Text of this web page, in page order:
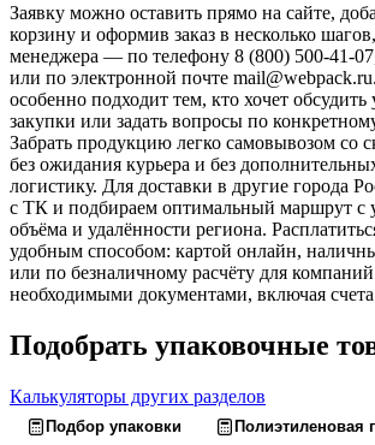
Заявку можно оставить прямо на сайте,
корзину и оформив заказ в несколько
менеджера — по телефону 8 (800) 500-41-
или по электронной почте
особенно подходит тем, кто хочет обсудить
закупки или задать вопросы по
Забрать продукцию легко самовывозом со
без ожидания курьера и без
логистику. Для доставки в другие города
с ТК и подбираем оптимальный маршрут с
объёма и удалённости региона.
удобным способом: картой онлайн,
или по безналичному расчёту для
необходимыми документами, включая
Подобрать упаковочные
Калькуляторы других разделов
Подбор упаковки Полиэтиленовая